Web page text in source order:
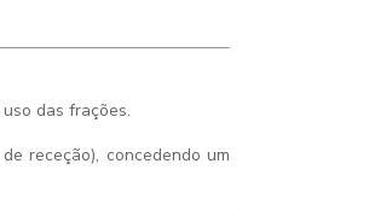
das frações.
receção), concedendo um